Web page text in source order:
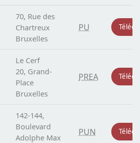
70, Rue des
Chartreux
Bruxelles
PU
Le Cerf
20, Grand-
Place
Bruxelles
PREA
142-144,
Boulevard
Adolphe Max
PUN